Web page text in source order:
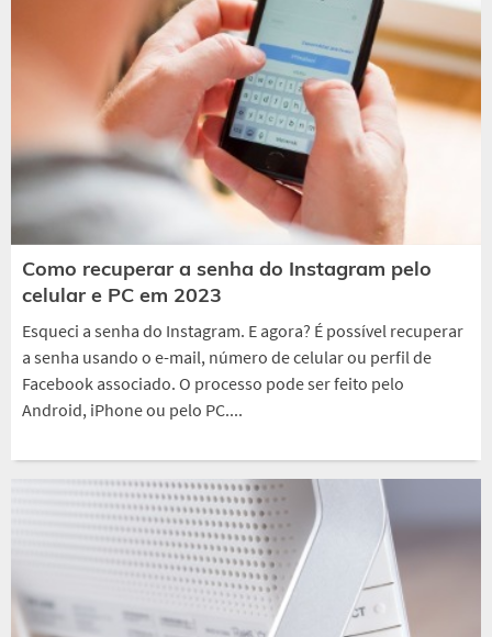
Como recuperar a senha do Instagram pelo
celular e PC em 2023
Esqueci a senha do Instagram. E agora? É possível recuperar
a senha usando o e-mail, número de celular ou perfil de
Facebook associado. O processo pode ser feito pelo
Android, iPhone ou pelo PC....